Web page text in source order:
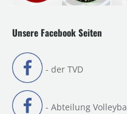
Unsere Facebook Seiten
- der TVD
- Abteilung